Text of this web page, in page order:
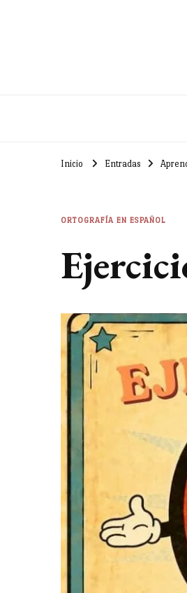
Inicio Entradas
ORTOGRAFÍA EN ESPAÑOL